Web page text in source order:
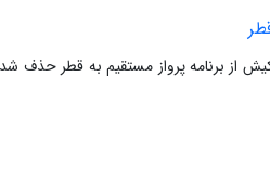
از برنامه پرواز مستقیم به قطر حذف